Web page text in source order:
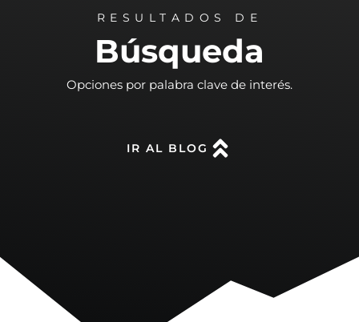
RESULTADOS DE
Búsqueda
Opciones por palabra clave de interés.
IR AL BLOG